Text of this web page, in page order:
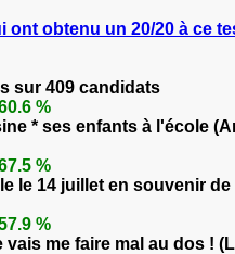
ont obtenu un 20/20 à ce
sur 409 candidats
%
* ses enfants à l'école
%
le 14 juillet en souvenir
%
vais me faire mal au dos !